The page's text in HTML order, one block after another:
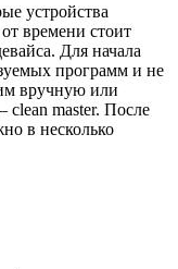
устройства
времени стоит
Для начала
программ и не
вручную или
clean master. После
в несколько